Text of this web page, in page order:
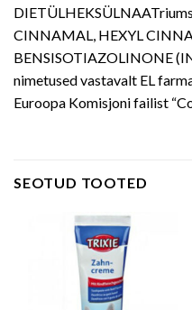
CINNAMAL, HEXYL
BENSISOTIAZOLINONE
nimetused vastavalt EL
Euroopa Komisjoni failist
SEOTUD TOOTED